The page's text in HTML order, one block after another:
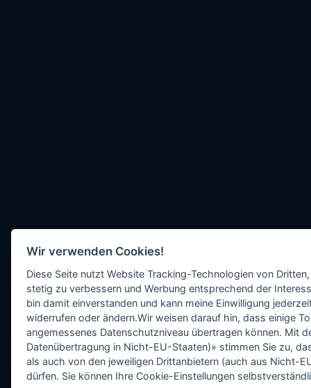
Wir verwenden Cookies!
Diese Seite nutzt Website Tracking-Technologien von
stetig zu verbessern und Werbung entsprechend der
bin damit einverstanden und kann meine Einwilligung
widerrufen oder ändern.Wir weisen darauf hin, dass einige
angemessenes Datenschutzniveau übertragen können. Mit
Datenübertragung in Nicht-EU-Staaten)» stimmen Sie zu,
als auch von den jeweiligen Drittanbietern (auch aus Nicht-
dürfen. Sie können Ihre Cookie-Einstellungen